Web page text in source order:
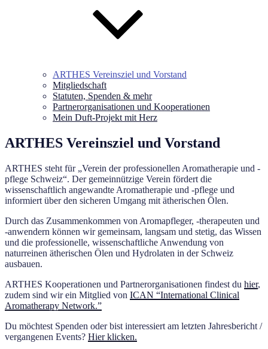
ARTHES Vereinsziel und Vorstand
Mitgliedschaft
Statuten, Spenden & mehr
Partnerorganisationen und Kooperationen
Mein Duft-Projekt mit Herz
ARTHES Vereinsziel und Vorstand
ARTHES steht für „Verein der professionellen Aromatherapie und -
pflege Schweiz“. Der gemeinnützige Verein fördert die
wissenschaftlich angewandte Aromatherapie und -pflege und
informiert über den sicheren Umgang mit ätherischen Ölen.
Durch das Zusammenkommen von Aromapfleger, -therapeuten und
-anwendern können wir gemeinsam, langsam und stetig, das Wissen
und die professionelle, wissenschaftliche Anwendung von
naturreinen ätherischen Ölen und Hydrolaten in der Schweiz
ausbauen.
ARTHES Kooperationen und Partnerorganisationen findest du hier,
zudem sind wir ein Mitglied von ICAN “International Clinical
Aromatherapy Network.”
Du möchtest Spenden oder bist interessiert am letzten Jahresbericht /
vergangenen Events? Hier klicken.